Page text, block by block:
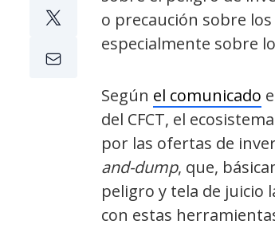
o precaución sobre
especialmente sobre
Según el comunicado
del CFCT, el
por las ofertas de
and-dump, que,
peligro y tela de juicio
con estas